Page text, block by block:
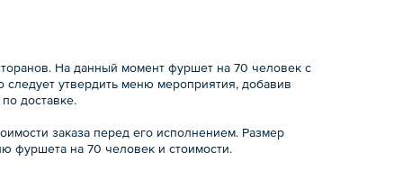
На данный момент фуршет на 70 человек с
следует утвердить меню мероприятия, добавив
доставке.
заказа перед его исполнением. Размер
фуршета на 70 человек и стоимости.